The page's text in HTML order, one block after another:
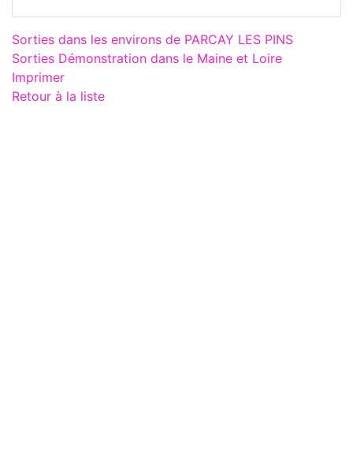
Sorties dans les environs de PARCAY LES PINS
Sorties Démonstration dans le Maine et Loire
Imprimer
Retour à la liste